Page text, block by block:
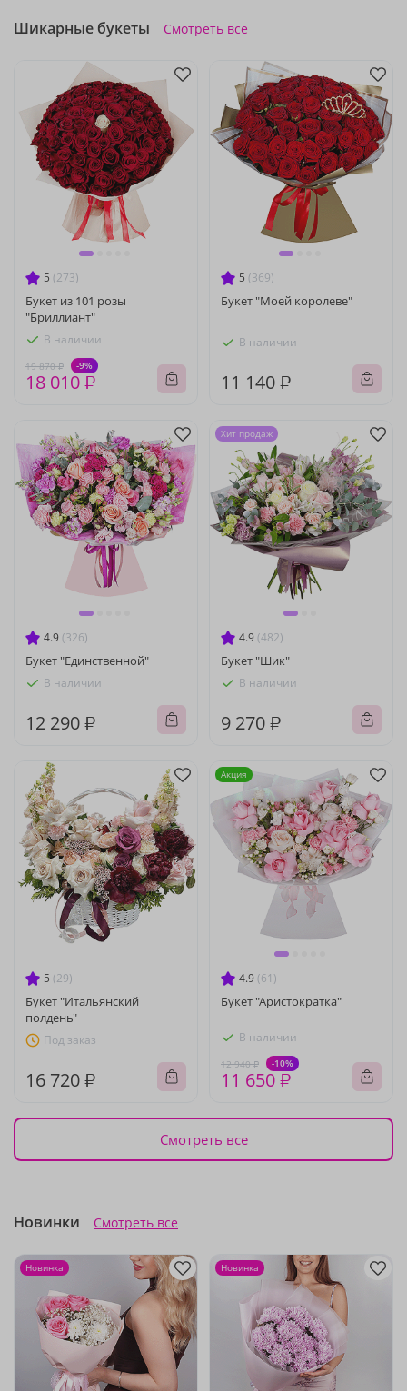
Шикарные букеты Смотреть все
5 (273)
Букет из 101 розы
"Бриллиант"
В наличии
19 870 ₽ -9%
18 010 ₽
5 (369)
Букет "Моей королеве"
В наличии
11 140 ₽
4.9 (326)
Букет "Единственной"
В наличии
12 290 ₽
4.9 (482)
Букет "Шик"
В наличии
9 270 ₽
Хит продаж
5 (29)
Букет "Итальянский
полдень"
Под заказ
16 720 ₽
4.9 (61)
Букет "Аристократка"
В наличии
12 940 ₽ -10%
11 650 ₽
Акция
Смотреть все
Новинки Смотреть все
Новинка Новинка